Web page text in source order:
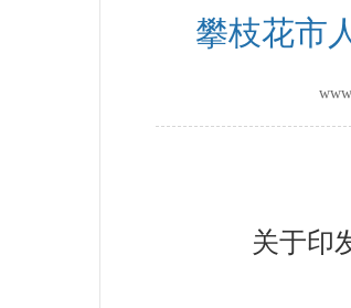
攀枝花市
关于印